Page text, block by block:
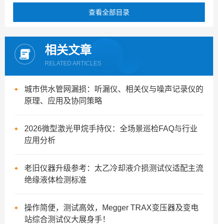
查看全部目录
相关文章
RELATED ARTICLES
城市供水管网漏损：听漏仪、相关仪与噪声记录仪的
原理、应用及协同策略
2026微型激光甲烷手持仪：全场景巡检FAQ与行业
应用分析
老旧仪器升级参考：太乙冷却液介损测试仪适配主流
绝缘液体检测标准
操作简便，测试高效，Megger TRAX变压器及变电
站综合测试仪大展身手！